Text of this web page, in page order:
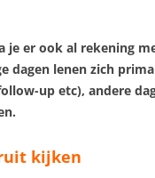
je er ook al rekening
dagen lenen zich
up etc), andere
kijken